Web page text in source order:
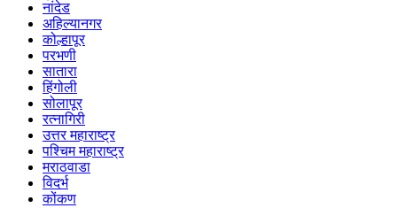
नांदेड
अहिल्यानगर
कोल्हापूर
परभणी
सातारा
हिंगोली
सोलापूर
रत्नागिरी
उत्तर महाराष्ट्र
पश्चिम महाराष्ट्र
मराठवाडा
विदर्भ
कोंकण